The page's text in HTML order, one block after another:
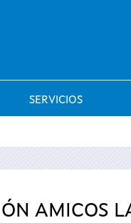
SERVICIOS
AMICOS